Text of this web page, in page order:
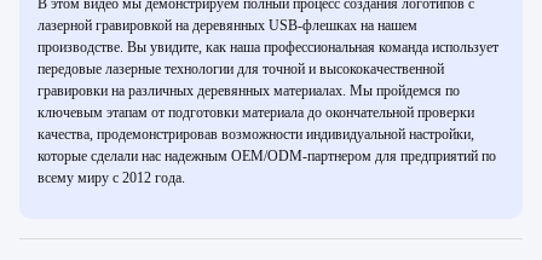
В этом видео мы демонстрируем полный процесс создания логотипов с
лазерной гравировкой на деревянных USB-флешках на нашем
производстве. Вы увидите, как наша профессиональная команда использует
передовые лазерные технологии для точной и высококачественной
гравировки на различных деревянных материалах. Мы пройдемся по
ключевым этапам от подготовки материала до окончательной проверки
качества, продемонстрировав возможности индивидуальной настройки,
которые сделали нас надежным OEM/ODM-партнером для предприятий по
всему миру с 2012 года.